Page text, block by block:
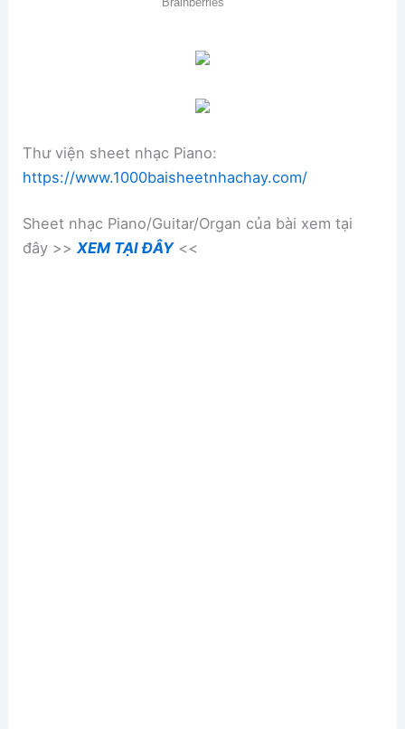
Thư viện sheet nhạc Piano:
https://www.1000baisheetnhachay.com/
Sheet nhạc Piano/Guitar/Organ của bài xem tại
đây >>XEM TẠI ĐÂY<<